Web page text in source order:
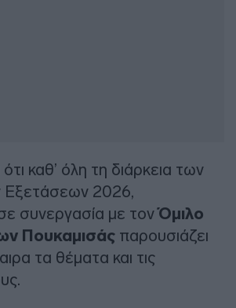
καθ’ όλη τη διάρκεια των
Εξετάσεων 2026,
συνεργασία με τονΌμιλο
Πουκαμισάς παρουσιάζει
τα θέματα και τις